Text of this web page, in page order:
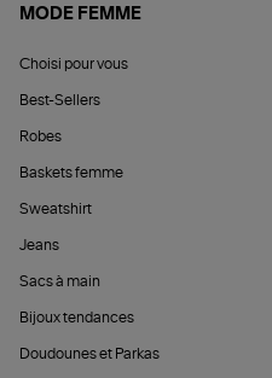
MODE FEMME
Choisi pour vous
Best-Sellers
Robes
Baskets femme
Sweatshirt
Jeans
Sacs à main
Bijoux tendances
Doudounes et Parkas